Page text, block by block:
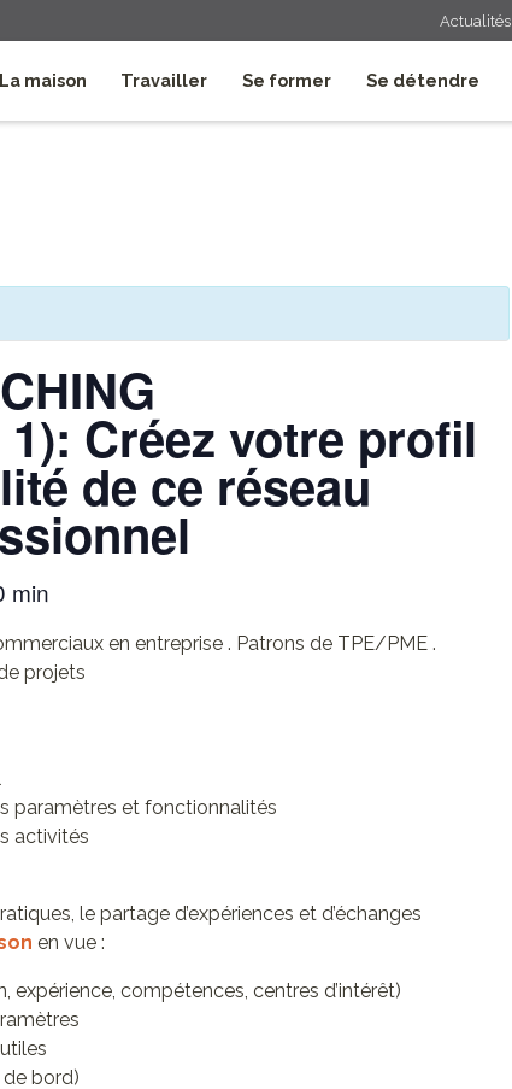
Actualités
La maison Travailler Se former Se détendre
Créez votre profil
de ce réseau
min
en entreprise . Patrons de TPE/PME .
projets
paramètres et fonctionnalités
activités
le partage d’expériences et d’échanges
en vue :
compétences, centres d’intérêt)
bord)